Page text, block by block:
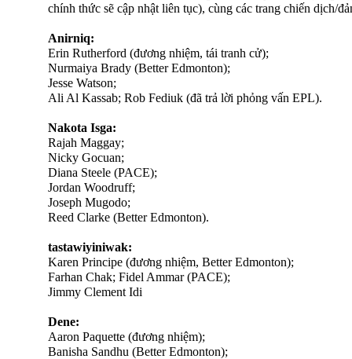
chính thức sẽ cập nhật liên tục), cùng các trang chiến dịch/
Anirniq:
Erin Rutherford (đương nhiệm, tái tranh cử);
Nurmaiya Brady (Better Edmonton);
Jesse Watson;
Ali Al Kassab; Rob Fediuk (đã trả lời phỏng vấn EPL).
Nakota Isga:
Rajah Maggay;
Nicky Gocuan;
Diana Steele (PACE);
Jordan Woodruff;
Joseph Mugodo;
Reed Clarke (Better Edmonton).
tastawiyiniwak:
Karen Principe (đương nhiệm, Better Edmonton);
Farhan Chak; Fidel Ammar (PACE);
Jimmy Clement Idi
Dene:
Aaron Paquette (đương nhiệm);
Banisha Sandhu (Better Edmonton);